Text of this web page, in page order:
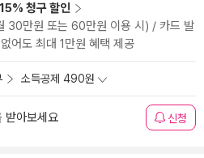
청구 할인
30만원 또는 60만원 이용 시) / 카드 발
어도 최대 1만원 혜택 제공
소득공제 490원
받아보세요 신청